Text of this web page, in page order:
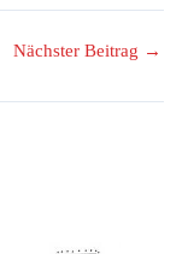
Nächster Beitrag →